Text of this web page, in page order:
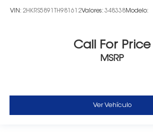
VIN: 2HKRS5891TH981612Valores: 348338Modelo:
Call For Price
MSRP
Ver Vehículo